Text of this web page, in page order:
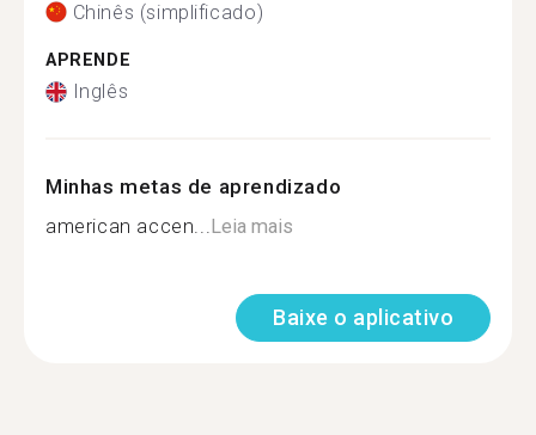
Chinês (simplificado)
APRENDE
Inglês
Minhas metas de aprendizado
american accen...Leia mais
Baixe o aplicativo